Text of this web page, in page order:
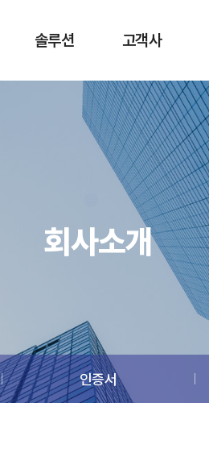
솔루션
엔터프라이즈
고객사
고객사
회사소개
인증서